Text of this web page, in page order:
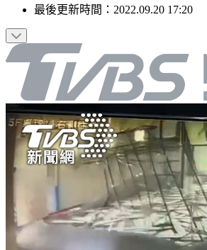
最後更新時間： 2022.09.20 17:20